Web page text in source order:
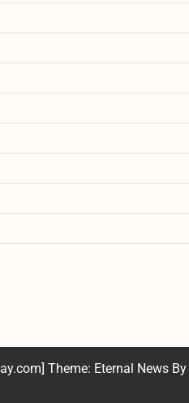
Theme: Eternal News By